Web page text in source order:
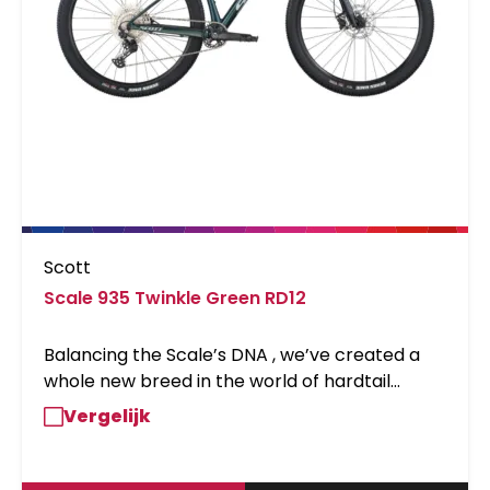
Scott
Scale 935 Twinkle Green RD12
Balancing the Scale’s DNA , we’ve created a
whole new breed in the world of hardtail
mountain bikes. A racing inspired geometry,
coupled with a straightforward and sharp
Vergelijk